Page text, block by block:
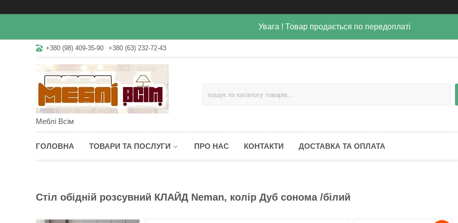
Увага ! Товар продається по передоплаті
+380 (98) 409-35-90 +380 (63) 232-72-43
Меблі Всім
ГОЛОВНА ТОВАРИ ТА ПОСЛУГИ ПРО НАС КОНТАКТИ ДОСТАВКА ТА ОПЛАТА
Стіл обідній розсувний КЛАЙД Neman, колір Дуб сонома /білий